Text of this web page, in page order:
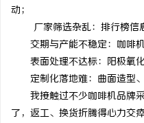
动；
厂家筛选杂乱：排行榜
交期与产能不稳定：咖啡
表面处理不达标：阳极氧
定制化落地难：曲面造型
我接触过不少咖啡机品牌
了，返工、换货折腾得心力交
果影视：引领数字娱乐新时代的